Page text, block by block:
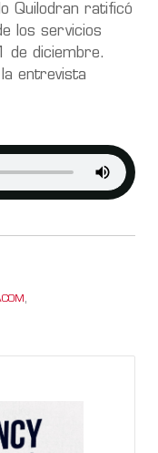
Quilodran ratificó
los servicios
de diciembre.
entrevista
,